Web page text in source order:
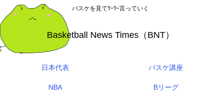
バスケを見てﾜｰﾜｰ言っていく
Basketball News Times（BNT）
日本代表 バスケ講座
NBA Bリーグ